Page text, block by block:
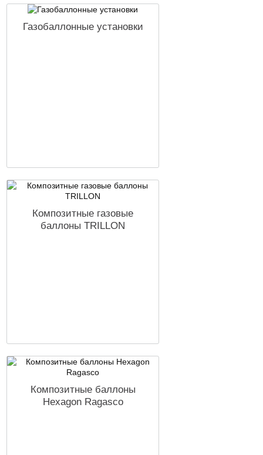
Газобаллонные установки
Композитные газовые
баллоны TRILLON
Композитные баллоны
Hexagon Ragasco